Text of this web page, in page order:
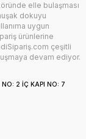
elle bulaşması
dokuyu
uygun
ürünlerine
çeşitli
devam ediyor.
NO: 2 İÇ KAPI NO: 7